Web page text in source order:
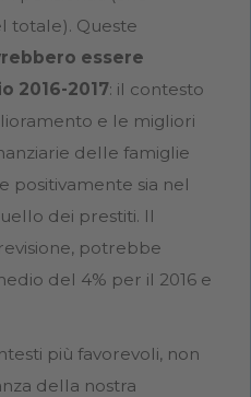
totale). Queste
essere
2016-2017: il contesto
e le migliori
delle famiglie
positivamente sia nel
dei prestiti. Il
potrebbe
del 4% per il 2016 e
più favorevoli, non
della nostra